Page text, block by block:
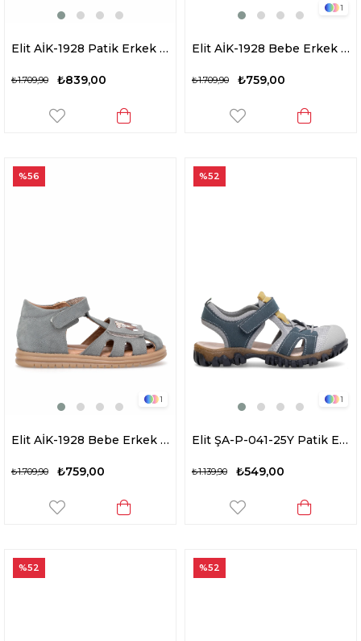
Elit AİK-1928 Patik Erkek Çocuk Düz Sandalet Gri
₺839,00
₺1.709,90
1
Elit AİK-1928 Bebe Erkek Çocuk Düz Sandalet Lacivert
₺759,00
₺1.709,90
1
Elit AİK-1928 Bebe Erkek Çocuk Düz Sandalet Gri
₺759,00
₺1.709,90
%56
1
Elit ŞA-P-041-25Y Patik Erkek Çocuk Düz Sandalet Lacivert - Gri
₺549,00
₺1.139,90
%52
%52 %52